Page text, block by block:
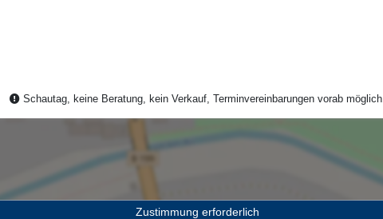
Schautag, keine Beratung, kein Verkauf, Terminvereinbarungen vorab möglich.
Zustimmung erforderlich